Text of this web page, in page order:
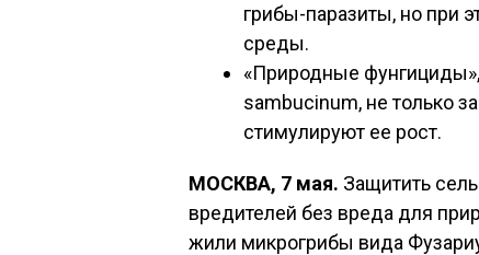
грибы-паразиты, но при
среды.
«Природные
sambucinum, не только
стимулируют ее рост.
МОСКВА, 7 мая. Защитить
вредителей без вреда для
жили микрогрибы вида